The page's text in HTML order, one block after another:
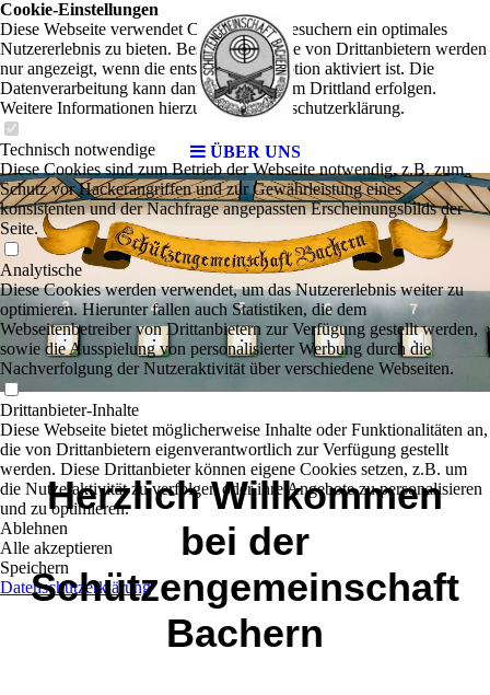
ÜBER UNS
Herzlich Willkommen
bei der
Schützengemeinschaft
Bachern
Cookie-Einstellungen
Diese Webseite verwendet Cookies, um Besuchern ein optimales
Nutzererlebnis zu bieten. Bestimmte Inhalte von Drittanbietern werden
nur angezeigt, wenn die entsprechende Option aktiviert ist. Die
Datenverarbeitung kann dann auch in einem Drittland erfolgen.
Weitere Informationen hierzu in der Datenschutzerklärung.
Technisch notwendige
Diese Cookies sind zum Betrieb der Webseite notwendig, z.B. zum
Schutz vor Hackerangriffen und zur Gewährleistung eines
konsistenten und der Nachfrage angepassten Erscheinungsbilds der
Seite.
Analytische
Diese Cookies werden verwendet, um das Nutzererlebnis weiter zu
optimieren. Hierunter fallen auch Statistiken, die dem
Webseitenbetreiber von Drittanbietern zur Verfügung gestellt werden,
sowie die Ausspielung von personalisierter Werbung durch die
Nachverfolgung der Nutzeraktivität über verschiedene Webseiten.
Drittanbieter-Inhalte
Diese Webseite bietet möglicherweise Inhalte oder Funktionalitäten an,
die von Drittanbietern eigenverantwortlich zur Verfügung gestellt
werden. Diese Drittanbieter können eigene Cookies setzen, z.B. um
die Nutzeraktivität zu verfolgen oder ihre Angebote zu personalisieren
und zu optimieren.
Ablehnen
Alle akzeptieren
Speichern
Datenschutzerklärung